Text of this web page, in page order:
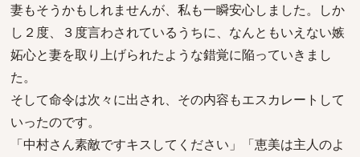
妻もそうかもしれませんが、私も一瞬安心しました。しか
し２度、３度言わされているうちに、なんともいえない嫉
妬心と妻を取り上げられたような錯覚に陥っていきまし
た。
そして命令は次々に出され、その内容もエスカレートして
いったのです。
「中村さん素敵ですキスしてください」「恵美は主人のよ